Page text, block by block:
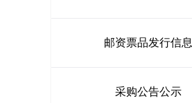
邮资票品发行信息
采购公告公示